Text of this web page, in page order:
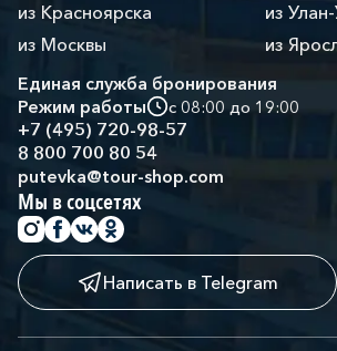
из Красноярска
из Москвы
из
из
Единая служба бронирования
Режим работы
с 08:00 до 19:00
+7 (495) 720-98-57
8 800 700 80 54
putevka@tour-shop.com
Мы в соцсетях
Написать в Telegram